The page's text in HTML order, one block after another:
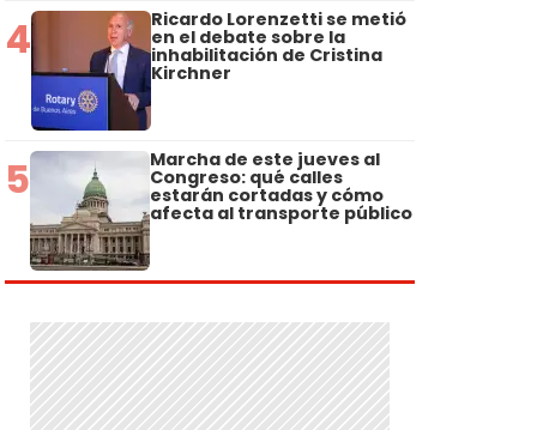
4 Ricardo Lorenzetti se metió
en el debate sobre la
inhabilitación de Cristina
Kirchner
5 Marcha de este jueves al
Congreso: qué calles
estarán cortadas y cómo
afecta al transporte público